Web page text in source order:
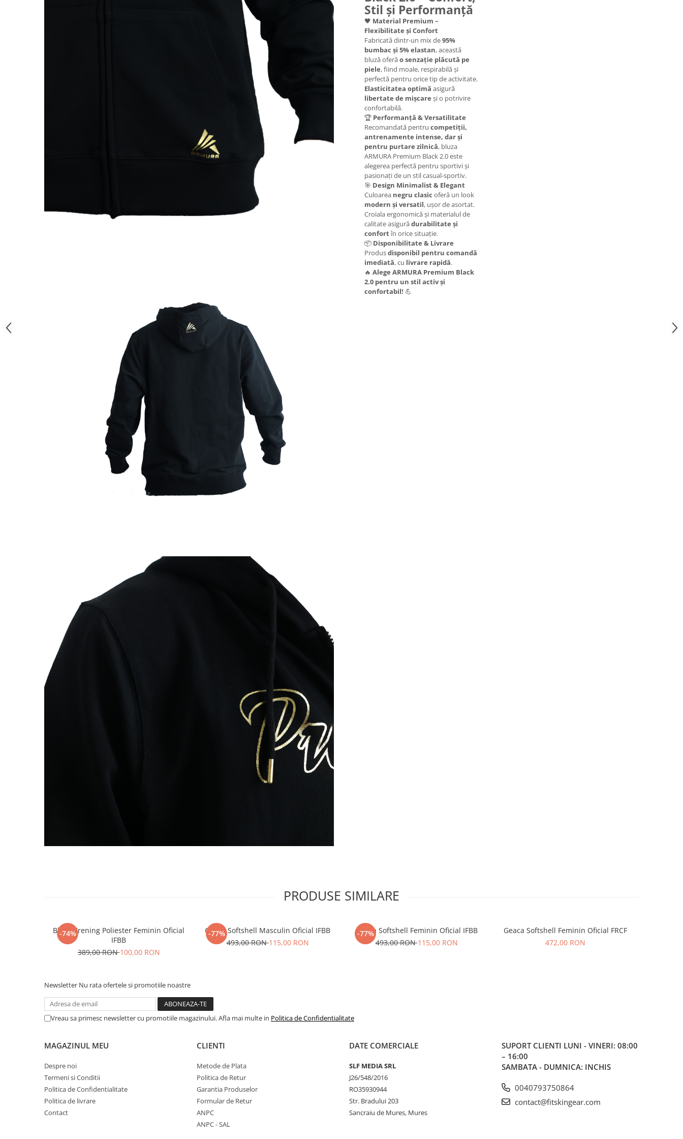
Stil și Performanță
🖤 Material Premium –
Flexibilitate și Confort
Fabricată dintr-un mix de95%
bumbac și 5% elastan, această
bluză oferăo senzație plăcută pe
piele, fiind moale, respirabilă și
perfectă pentru orice tip de activitate.
Elasticitatea optimă asigură
libertate de mișcare și o potrivire
confortabilă.
🏆 Performanță & Versatilitate
Recomandată pentru competiții,
antrenamente intense, dar și
pentru purtare zilnică, bluza
ARMURA Premium Black 2.0 este
alegerea perfectă pentru sportivi și
pasionați de un stil casual-sportiv.
🎯 Design Minimalist & Elegant
Culoarea negru clasic oferă un look
modern și versatil, ușor de asortat.
Croiala ergonomică și materialul de
calitate asigurădurabilitate și
confortîn orice situație.
📦 Disponibilitate & Livrare
Produsdisponibil pentru comandă
imediată, cu livrare rapidă.
🔥 Alege ARMURA Premium Black
2.0 pentru un stil activ și
confortabil! 💪
PRODUSE SIMILARE
-74%
Bluza Trening Poliester Feminin Oficial
IFBB
389,00 RON100,00 RON
-77%
Geaca Softshell Masculin Oficial IFBB
493,00 RON115,00 RON
-77%
Geaca Softshell Feminin Oficial IFBB
493,00 RON115,00 RON
Geaca Softshell Feminin Oficial FRCF
472,00 RON
Newsletter Nu rata ofertele si promotiile noastre
Vreau sa primesc newsletter cu promotiile magazinului. Afla mai multe in Politica de Confidentialitate
MAGAZINUL MEU
Despre noi
Termeni si Conditii
Politica de Confidentialitate
Politica de livrare
Contact
CLIENTI
Metode de Plata
Politica de Retur
Garantia Produselor
Formular de Retur
ANPC
ANPC - SAL
DATE COMERCIALE
SLF MEDIA SRL
J26/548/2016
RO35930944
Str. Bradului 203
Sancraiu de Mures, Mures
SUPORT CLIENTI LUNI - VINERI: 08:00
– 16:00
SAMBATA - DUMNICA: INCHIS
0040793750864
contact@fitskingear.com